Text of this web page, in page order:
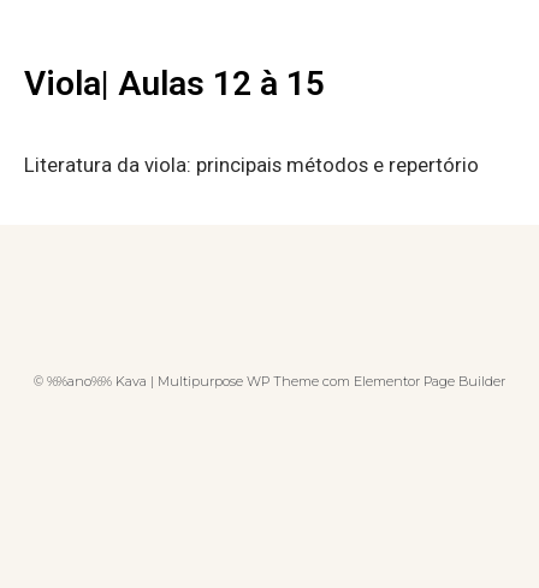
Viola| Aulas 12 à 15
Literatura da viola: principais métodos e repertório
© %%ano%% Kava | Multipurpose WP Theme com Elementor Page Builder